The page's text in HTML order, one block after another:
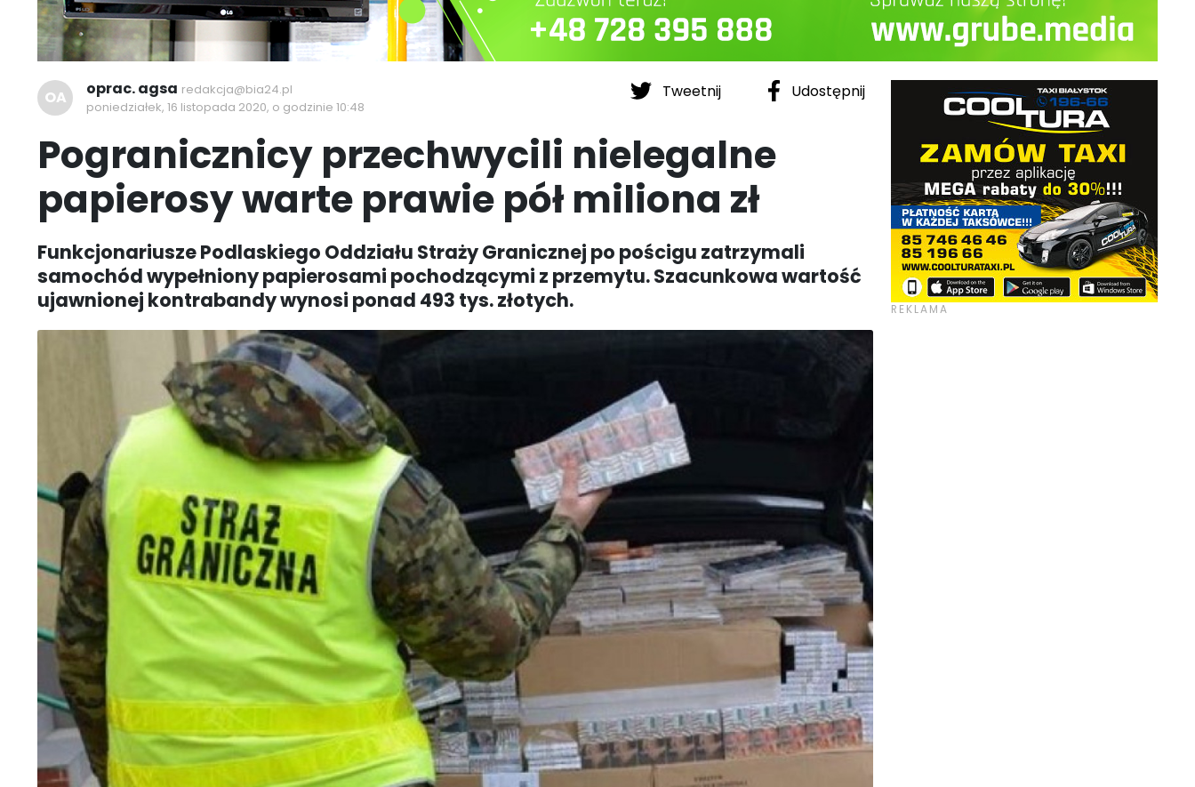
Tweetnij Udostępnij
OA oprac. agsa redakcja@bia24.pl
poniedziałek, 16 listopada 2020, o godzinie 10:48
Pogranicznicy przechwycili nielegalne
papierosy warte prawie pół miliona zł
Funkcjonariusze Podlaskiego Oddziału Straży Granicznej po pościgu zatrzymali
samochód wypełniony papierosami pochodzącymi z przemytu. Szacunkowa wartość
ujawnionej kontrabandy wynosi ponad 493 tys. złotych.